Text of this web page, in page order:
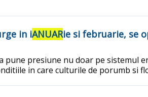
in iANUARie si februarie, se
pune presiune nu doar pe sistemul
in care culturile de porumb si